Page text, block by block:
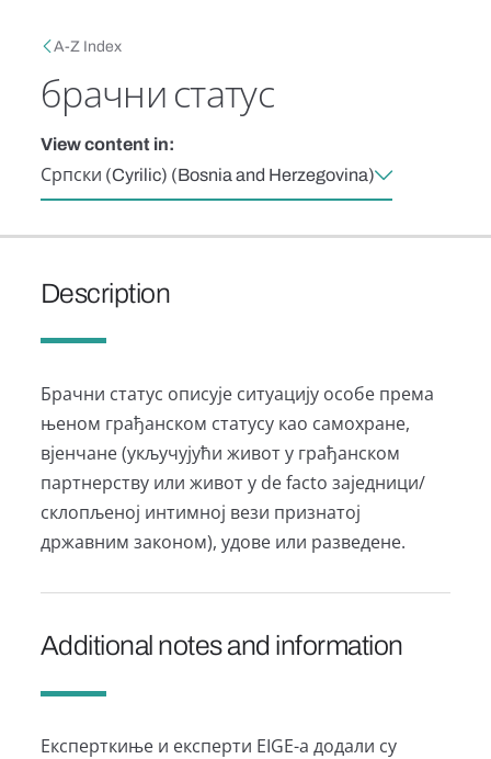
Breadcrumb
A-Z Index
брачни статус
View content in:
Српски (Cyrilic) (Bosnia and Herzegovina)
Description
Брачни статус описује ситуацију особе према
њеном грађанском статусу као самохране,
вјенчане (укључујући живот у грађанском
партнерству или живот у de facto заједници/
склопљеној интимној вези признатој
државним законом), удове или разведене.
Additional notes and information
Експерткиње и експерти EIGE-а додали су